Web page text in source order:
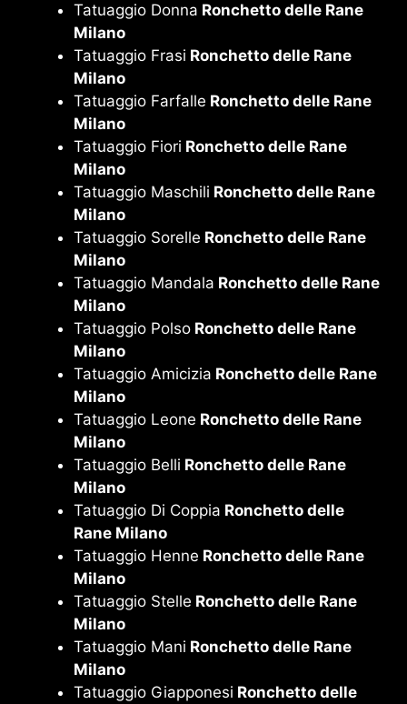
Tatuaggio Donna Ronchetto delle Rane
Milano
Tatuaggio Frasi Ronchetto delle Rane
Milano
Tatuaggio Farfalle Ronchetto delle Rane
Milano
Tatuaggio Fiori Ronchetto delle Rane
Milano
Tatuaggio Maschili Ronchetto delle Rane
Milano
Tatuaggio Sorelle Ronchetto delle Rane
Milano
Tatuaggio Mandala Ronchetto delle Rane
Milano
Tatuaggio Polso Ronchetto delle Rane
Milano
Tatuaggio Amicizia Ronchetto delle Rane
Milano
Tatuaggio Leone Ronchetto delle Rane
Milano
Tatuaggio Belli Ronchetto delle Rane
Milano
Tatuaggio Di Coppia Ronchetto delle
Rane Milano
Tatuaggio Henne Ronchetto delle Rane
Milano
Tatuaggio Stelle Ronchetto delle Rane
Milano
Tatuaggio Mani Ronchetto delle Rane
Milano
Tatuaggio Giapponesi Ronchetto delle